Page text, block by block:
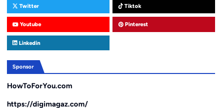
Twitter Tiktok
Youtube Pinterest
Linkedin
Sponsor
HowToForYou.com
https://digimagaz.com/